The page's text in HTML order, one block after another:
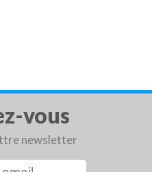
vous
newsletter